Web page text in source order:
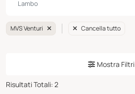
MVS Venturi Cancella tutto
Mostra Filtri
Risultati Totali: 2